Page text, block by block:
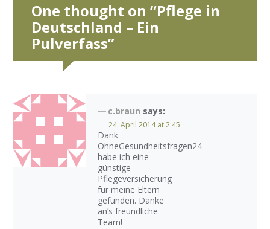
One thought on “Pflege in
Deutschland – Ein
Pulverfass”
c.braun says:
24. April 2014 at 2:45
Dank
OhneGesundheitsfragen24
habe ich eine
günstige
Pflegeversicherung
für meine Eltern
gefunden. Danke
an’s freundliche
Team!